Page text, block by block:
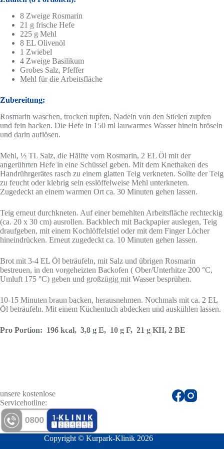
8 Zweige Rosmarin
21 g frische Hefe
225 g Mehl
8 EL Olivenöl
1 Zwiebel
4 Zweige Basilikum
Grobes Salz, Pfeffer
Mehl für die Arbeitsfläche
Zubereitung:
Rosmarin waschen, trocken tupfen, Nadeln von den Stielen zupfen
und fein hacken. Die Hefe in 150 ml lauwarmes Wasser hinein bröseln
und darin auflösen.
Mehl, ½ TL Salz, die Hälfte vom Rosmarin, 2 EL Öl mit der
angerührten Hefe in eine Schüssel geben. Mit dem Knethaken des
Handrührgerätes rasch zu einem glatten Teig verkneten. Sollte der Teig
zu feucht oder klebrig sein esslöffelweise Mehl unterkneten.
Zugedeckt an einem warmen Ort ca. 30 Minuten gehen lassen.
Teig erneut durchkneten. Auf einer bemehlten Arbeitsfläche rechteckig
(ca. 20 x 30 cm) ausrollen. Backblech mit Backpapier auslegen, Teig
draufgeben, mit einem Kochlöffelstiel oder mit dem Finger Löcher
hineindrücken. Erneut zugedeckt ca. 10 Minuten gehen lassen.
Brot mit 3-4 EL Öl beträufeln, mit Salz und übrigen Rosmarin
bestreuen, in den vorgeheizten Backofen ( Ober/Unterhitze 200 °C,
Umluft 175 °C) geben und großzügig mit Wasser besprühen.
10-15 Minuten braun backen, herausnehmen. Nochmals mit ca. 2 EL
Öl beträufeln. Mit einem Küchentuch abdecken und auskühlen lassen.
Pro Portion: 196 kcal, 3,8 g E, 10 g F, 21 g KH, 2 BE
unsere kostenlose
Servicehotline:
Copyright © Kurpark-Klinik 2026